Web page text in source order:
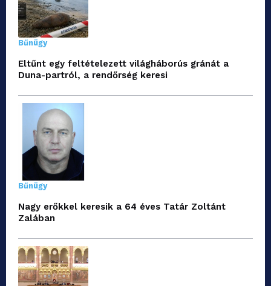
Bűnügy
Eltűnt egy feltételezett világháborús gránát a
Duna-partról, a rendőrség keresi
Bűnügy
Nagy erőkkel keresik a 64 éves Tatár Zoltánt
Zalában